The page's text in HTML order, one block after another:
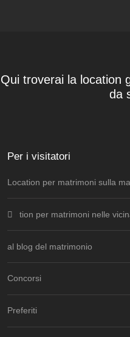
Qui troverai la location
da
Per i visitatori
Location per matrimoni sulla
tion per matrimoni nelle
al blog del matrimonio
Concorsi
Preferiti